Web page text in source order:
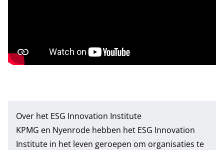
Over het ESG Innovation Institute
KPMG en Nyenrode hebben het ESG Innovation
Institute in het leven geroepen om organisaties te